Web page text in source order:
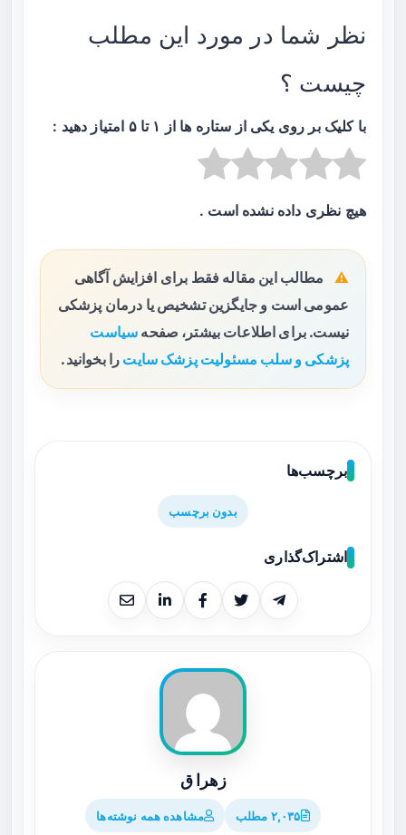
نظر شما در مورد این مطلب
چیست ؟
با کلیک بر روی یکی از ستاره ها از ۱ تا ۵ امتیاز دهید :
هیچ نظری داده نشده است .
مطالب این مقاله فقط برای افزایش آگاهی
عمومی است و جایگزین تشخیص یا درمان پزشکی
نیست. برای اطلاعات بیشتر، صفحه سیاست
پزشکی و سلب مسئولیت پزشک سایت را بخوانید.
برچسب‌ها
بدون برچسب
اشتراک‌گذاری
زهرا ق
۲,۰۳۵ مطلب مشاهده همه نوشته‌ها